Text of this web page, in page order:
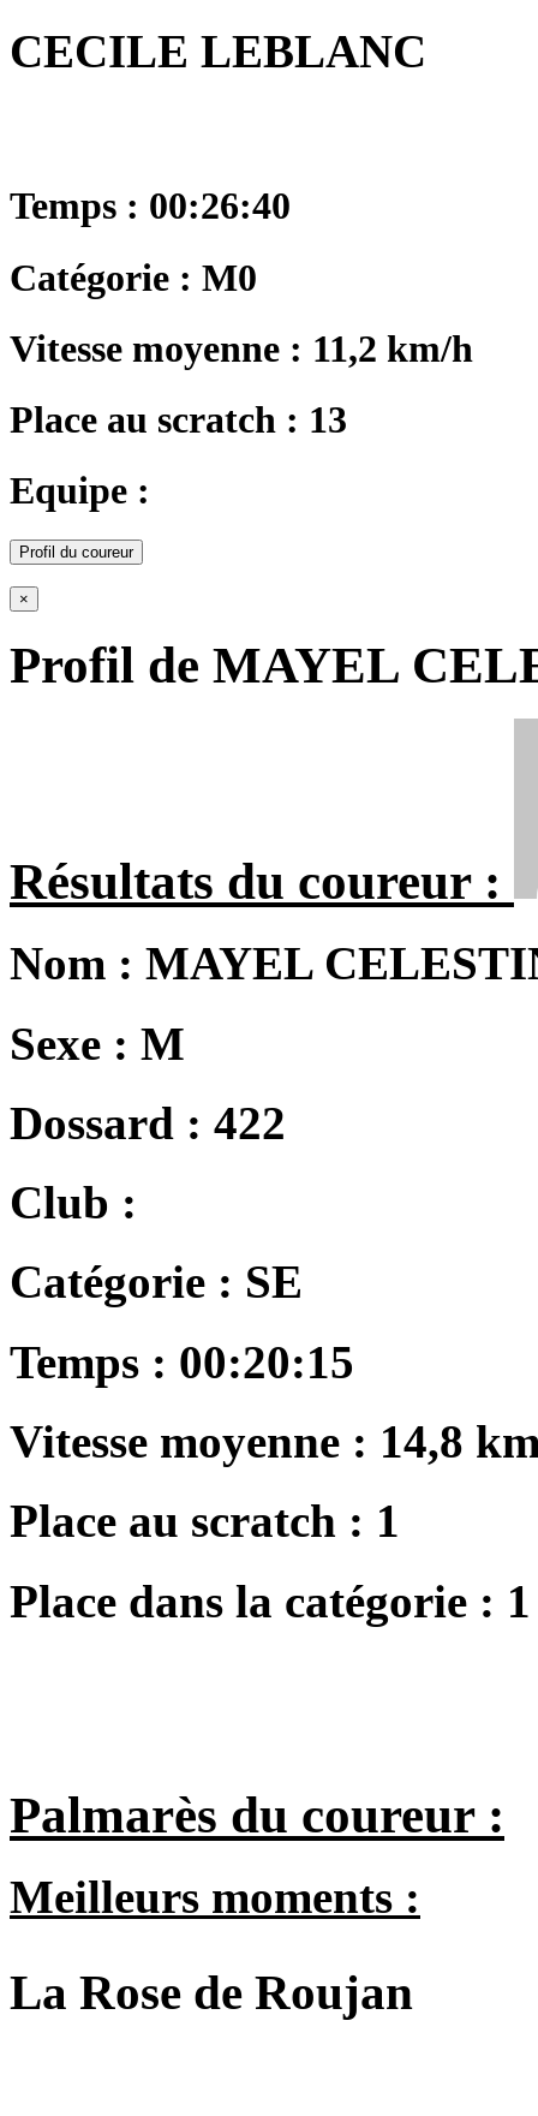
CECILE LEBLANC
Temps : 00:26:40
Catégorie : M0
Vitesse moyenne : 11,2 km/h
Place au scratch : 13
Equipe :
Profil du coureur
×
Profil de MAYEL
Résultats du coureur :
Nom : MAYEL
Sexe : M
Dossard : 422
Club :
Catégorie : SE
Temps : 00:20:15
Vitesse moyenne : 14,8
Place au scratch : 1
Place dans la catégorie : 1
Palmarès du coureur :
Meilleurs moments :
La Rose de Roujan